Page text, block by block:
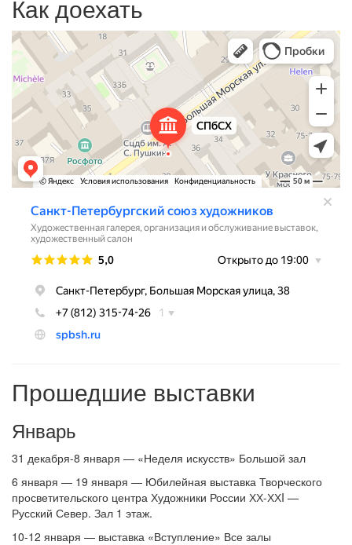
Как доехать
Прошедшие выставки
Январь
31 декабря-8 января — «Неделя искусств» Большой зал
6 января — 19 января — Юбилейная выставка Творческого
просветительского центра Художники России ХХ-ХХI —
Русский Север. Зал 1 этаж.
10-12 января — выставка «Вступление» Все залы